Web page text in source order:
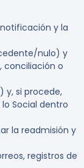
y la
nulo) y
conciliación o
y, si procede,
Social dentro
la readmisión y
registros de